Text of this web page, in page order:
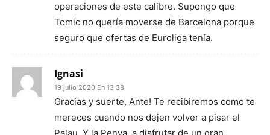
operaciones de este calibre. Supongo que
Tomic no quería moverse de Barcelona porque
seguro que ofertas de Euroliga tenía.
Ignasi
19 julio 2020 En 13:38
Gracias y suerte, Ante! Te recibiremos como te
mereces cuando nos dejen volver a pisar el